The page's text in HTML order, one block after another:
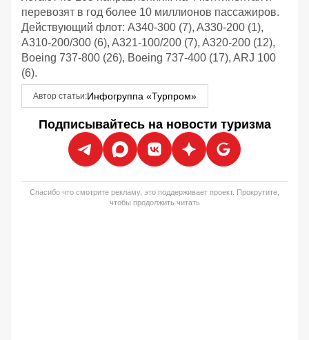
перевозят в год более 10 миллионов пассажиров.
Действующий флот: A340-300 (7), A330-200 (1),
A310-200/300 (6), A321-100/200 (7), A320-200 (12),
Boeing 737-800 (26), Boeing 737-400 (17), ARJ 100
(6).
Автор статьи:Инфогруппа «Турпром»
Подписывайтесь на новости туризма
Спасибо что смотрите рекламу, это поддерживает проект. Прокрутите,
чтобы продолжить читать